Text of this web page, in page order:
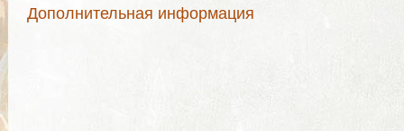
Дополнительная информация